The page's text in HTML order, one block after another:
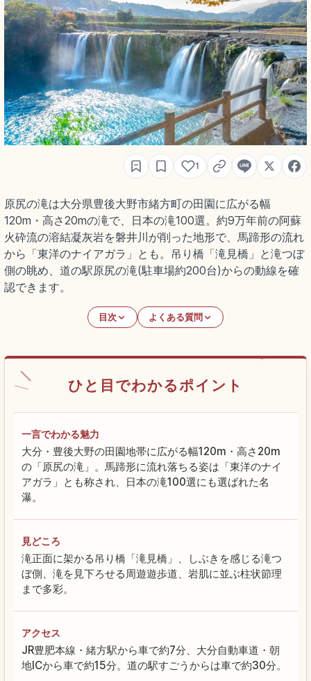
1
原尻の滝は大分県豊後大野市緒方町の田園に広がる幅
120m・高さ20mの滝で、日本の滝100選。約9万年前の阿蘇
火砕流の溶結凝灰岩を磐井川が削った地形で、馬蹄形の流れ
から「東洋のナイアガラ」とも。吊り橋「滝見橋」と滝つぼ
側の眺め、道の駅原尻の滝(駐車場約200台)からの動線を確
認できます。
目次 よくある質問
ひと目でわかるポイント
一言でわかる魅力
大分・豊後大野の田園地帯に広がる幅120m・高さ20m
の「原尻の滝」。馬蹄形に流れ落ちる姿は「東洋のナイ
アガラ」とも称され、日本の滝100選にも選ばれた名
瀑。
見どころ
滝正面に架かる吊り橋「滝見橋」、しぶきを感じる滝つ
ぼ側、滝を見下ろせる周遊遊歩道、岩肌に並ぶ柱状節理
まで多彩。
アクセス
JR豊肥本線・緒方駅から車で約7分、大分自動車道・朝
地ICから車で約15分。道の駅すごうからは車で約30分。